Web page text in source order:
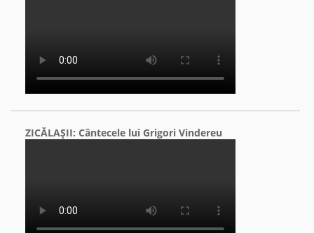
ZICĂLAŞII: Cântecele lui Grigori Vindereu